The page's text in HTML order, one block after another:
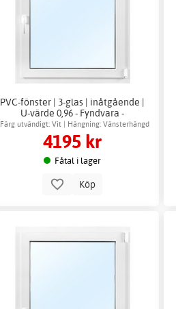
PVC-fönster | 3-glas | inåtgående |
U-värde 0,96 - Fyndvara -
Modulmått fönster (bredd x höjd i
dm): 10x8
Färg utvändigt: Vit | Hängning: Vänsterhängd
4195 kr
Fåtal i lager
Köp